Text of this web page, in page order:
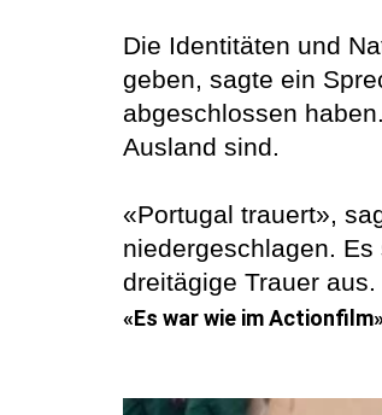
Die Identitäten und
geben, sagte ein
abgeschlossen
Ausland sind.
«Portugal trauert»,
niedergeschlagen.
dreitägige Trauer
«Es war wie im